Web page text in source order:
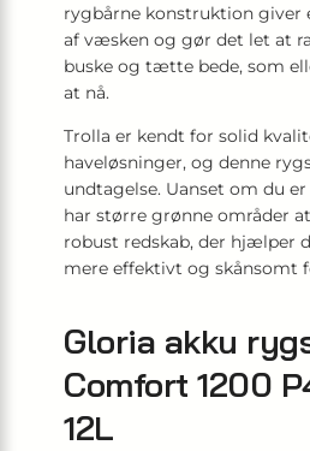
rygbårne konstruktion
af væsken og gør det let at
buske og tætte bede, som
at nå.
Trolla er kendt for solid
haveløsninger, og denne
undtagelse. Uanset om du
har større grønne områder
robust redskab, der hjælper
mere effektivt og skånsomt
Gloria akku
Comfort 1200
12L